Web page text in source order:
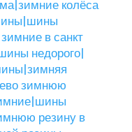
колёса
в санкт
недорого|
зимнюю
резину в